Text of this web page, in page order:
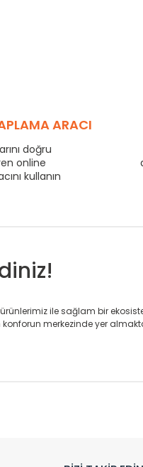
ARACI
doğru
online
kullanın
ile sağlam bir
merkezinde yer
kalite olarak ta en üst
tercih edilmekte,